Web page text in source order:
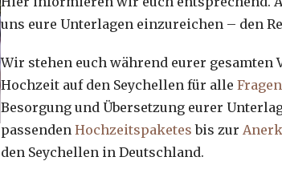
uns eure Unterlagen einzureichen – den
Wir stehen euch während eurer gesamten
Hochzeit auf den Seychellen für alle Fragen
Besorgung und Übersetzung eurer
passenden Hochzeitspaketes bis zur
den Seychellen in Deutschland.